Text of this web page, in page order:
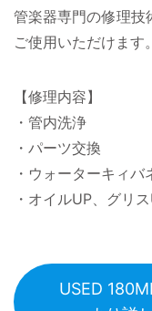
管楽器専門の修理技
ご使用いただけます。
【修理内容】
・管内洗浄
・パーツ交換
・ウォーターキィバ
・オイルUP、グリ
USED